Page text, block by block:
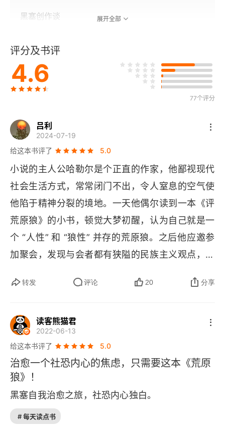
黑塞创作谈 展开全部
评分及书评
4.6
77个评分
吕利
2024-07-19
给这本书评了
5.0
小说的主人公哈勒尔是个正直的作家，他鄙视现代
社会生活方式，常常闭门不出，令人窒息的空气使
他陷于精神分裂的境地。一天他偶尔读到一本《评
荒原狼》的小书，顿觉大梦初醒，认为自己就是一
个 “人性” 和 “狼性” 并存的荒原狼。之后他应邀参
加聚会，发现与会者都有狭隘的民族主义观点，而
遇到酒吧女郎赫尔米娜，获得肉欲欢乐；经赫尔米
他在音乐和感官享受中忘却了一切烦恼和忧虑。但
发，出于嫉妒将赫尔米娜杀死。小说幻想色彩浓
郁，象征意味深远，被认为有 “超现实主义” 风格；
托马斯・曼称它为 “德国的尤利西斯”。
转发 评论 20 分享
读客熊猫君
2022-06-13
给这本书评了
5.0
治愈一个社恐内心的焦虑，只需要这本《荒原
狼》！
黑塞自我治愈之旅，社恐内心独白。
# 每天读点书